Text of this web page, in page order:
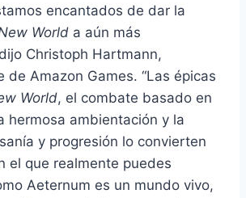
encantados de dar la
World a aún más
Christoph Hartmann,
de Amazon Games. “Las épicas
World, el combate basado en
hermosa ambientación y la
y progresión lo convierten
el que realmente puedes
Aeternum es un mundo vivo,